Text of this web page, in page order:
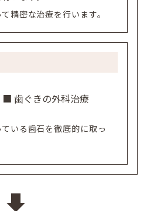
精密な治療を行います。
■ 歯ぐきの外科治療
いる歯石を徹底的に取っ